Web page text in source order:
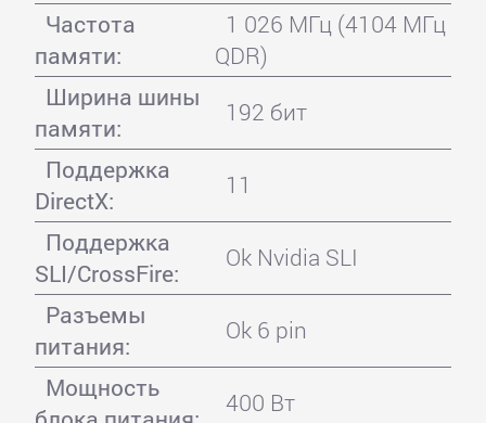
Частота
памяти:
1 026 МГц (4104 МГц
QDR)
Ширина шины
памяти:
192 бит
Поддержка
DirectX:
11
Поддержка
SLI/CrossFire:
Ok Nvidia SLI
Разъемы
питания:
Ok 6 pin
Мощность
400 Вт